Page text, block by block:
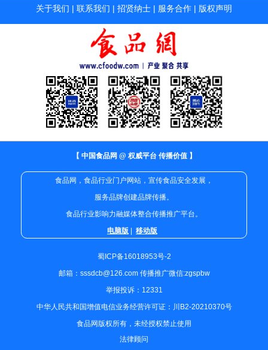
关于我们 | 联系我们 | 招贤纳士 | 服务合作 | 版权声明
【 中国食品网 @ 权威平台 传播价值 】
食品网，食品行业门户网站，宣传食品安全发展，
服务品牌创建品牌传播。
食品行业影响力融媒体整合传播推广平台。
电脑版
移动版
蜀ICP备16018953号-2
邮箱：sssdcb@126.com 传播推广微信:zgspbw
举报投诉：12331
中华人民共和国增值电信业务经营许可证：川B2-20210370号
食品网版权所有，未经授权禁止使用
法律顾问